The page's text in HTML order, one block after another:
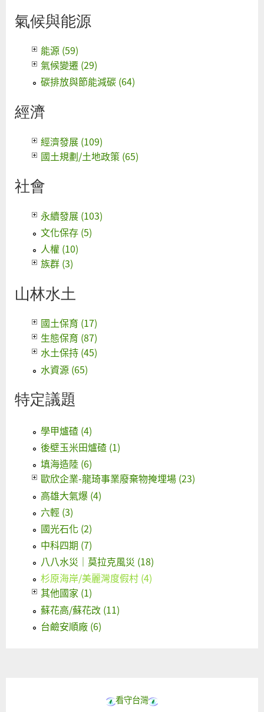
氣候與能源
能源 (59)
氣候變遷 (29)
碳排放與節能減碳 (64)
經濟
經濟發展 (109)
國土規劃/土地政策 (65)
社會
永續發展 (103)
文化保存 (5)
人權 (10)
族群 (3)
山林水土
國土保育 (17)
生態保育 (87)
水土保持 (45)
水資源 (65)
特定議題
學甲爐碴 (4)
後壁玉米田爐碴 (1)
填海造陸 (6)
歐欣企業-龍琦事業廢棄物掩埋場 (23)
高雄大氣爆 (4)
六輕 (3)
國光石化 (2)
中科四期 (7)
八八水災｜莫拉克風災 (18)
杉原海岸/美麗灣度假村 (4)
其他國家 (1)
蘇花高/蘇花改 (11)
台鹼安順廠 (6)
看守台灣